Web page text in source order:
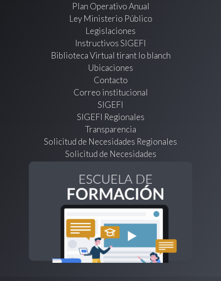
Plan Operativo Anual
Ley Ministerio Público
Legislaciones
Instructivos SIGEFI
Biblioteca Virtual tirant lo blanch
Ubicaciones
Contacto
Correo institucional
SIGEFI
SIGEFI Regionales
Transparencia
Solicitud de Necesidades Regionales
Solicitud de Necesidades